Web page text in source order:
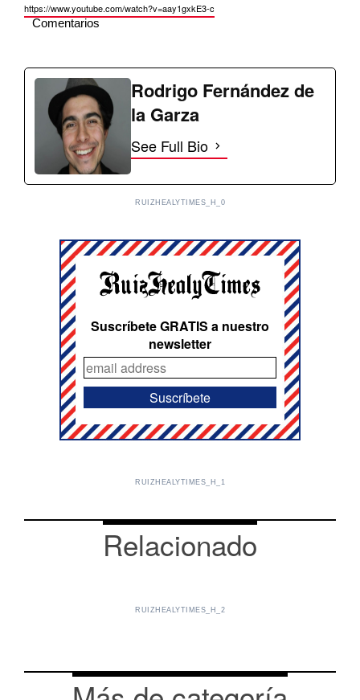
https://www.youtube.com/watch?v=aay1gxkE3-c
Comentarios
Rodrigo Fernández de
la Garza
See Full Bio
RUIZHEALYTIMES_H_0
Suscríbete GRATIS a nuestro
newsletter
RUIZHEALYTIMES_H_1
Relacionado
RUIZHEALYTIMES_H_2